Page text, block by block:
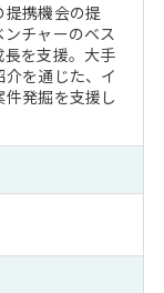
提携機会の提
チャーのベス
を支援。大手
を通じた、イ
発掘を支援し